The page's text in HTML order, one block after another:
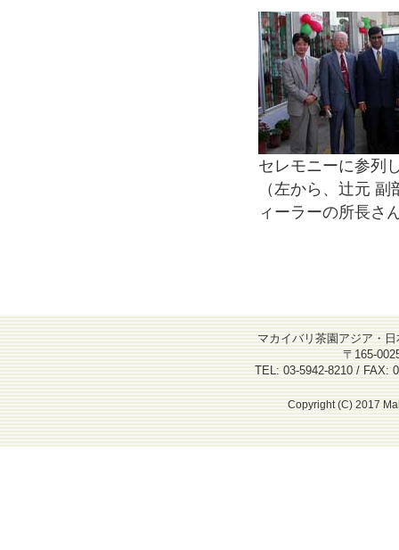
セレモニーに参列
（左から、辻元
ィーラーの所長さ
マカイバリ茶園アジア・
〒165-
TEL: 03-5942-8210 / FAX:
Copyright (C) 2017